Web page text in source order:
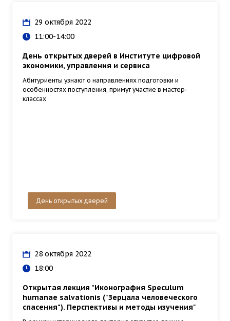
29 октября 2022
11:00-14:00
День открытых дверей в Институте цифровой
экономики, управления и сервиса
Абитуриенты узнают о направлениях подготовки и
особенностях поступления, примут участие в мастер-
классах
День открытых дверей
28 октября 2022
18:00
Открытая лекция "Иконография Speculum
humanae salvationis ("Зерцала человеческого
спасения"). Перспективы и методы изучения"